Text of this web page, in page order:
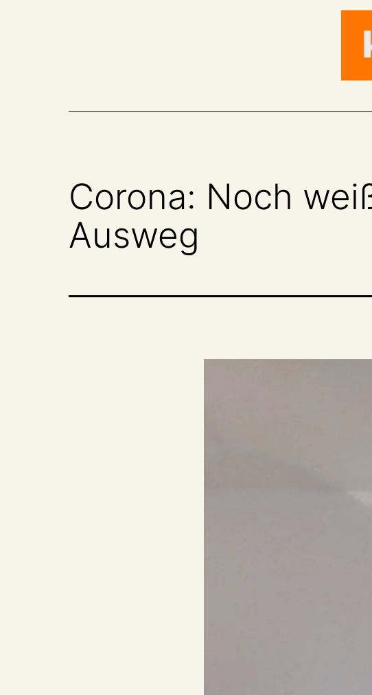
Corona: Noch
Ausweg